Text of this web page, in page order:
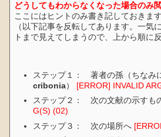
どうしてもわからなくなった場合のみ
ここにはヒントのみ書き記しておきます
（以下記事を反転してあります。一気
トまで見えてしまうので、上から順に
ステップ１： 著者の孫（ちなみ
cribonia） [ERROR] INVALID
ステップ２： 次の文献の示すも
G(S) (02)
ステップ３： 次の場所へ